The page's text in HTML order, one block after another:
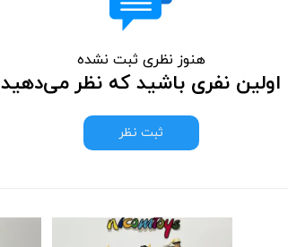
هنوز نظری ثبت نشده
اولین نفری باشید که نظر می‌دهید
ثبت نظر